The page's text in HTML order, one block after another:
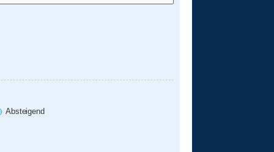
Absteigend